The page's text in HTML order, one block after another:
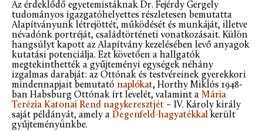
Az érdeklődő egyetemistáknak Dr. Fejérdy Gergely
tudományos igazgatóhelyettes részletesen bemutatta
Alapítványunk létrejöttét, működését és munkáját, illetve
névadónk portréját, családtörténeti vonatkozásait. Külön
hangsúlyt kapott az Alapítvány kezelésében levő anyagok
kutatási potenciálja. Ezt követően a hallgatók
megtekinthették a gyűjteményi egységek néhány
izgalmas darabját: az Ottónak és testvéreinek gyerekkori
mindennapjait bemutató naplókat, Horthy Miklós 1948-
ban Habsburg Ottónak írt levelét, valamint a Mária
Terézia Katonai Rend nagykeresztjét – IV. Károly király
saját példányát, amely a Degenfeld-hagyatékkal került
gyűjteményünkbe.